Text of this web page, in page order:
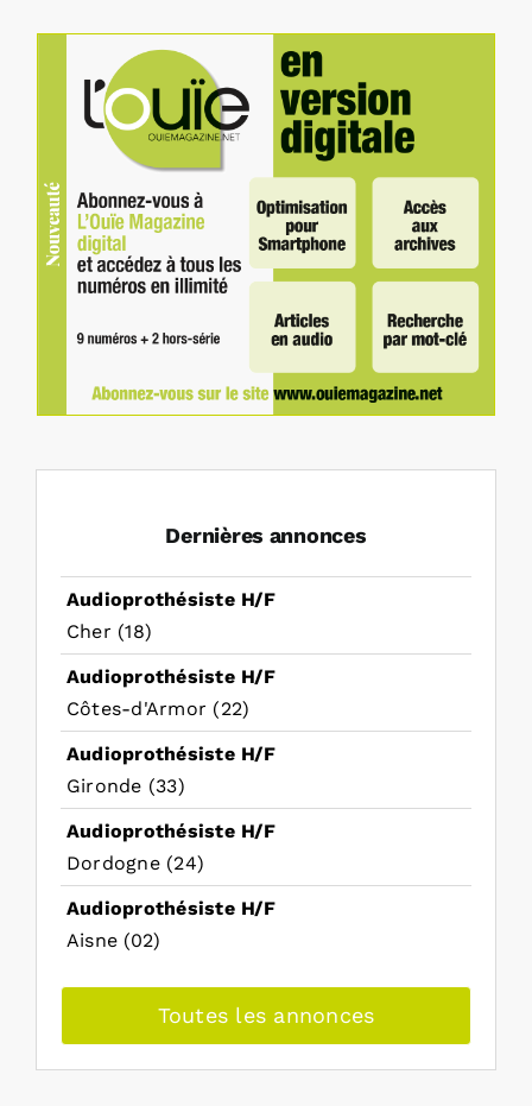
Dernières annonces
Audioprothésiste H/F
Cher (18)
Audioprothésiste H/F
Côtes-d'Armor (22)
Audioprothésiste H/F
Gironde (33)
Audioprothésiste H/F
Dordogne (24)
Audioprothésiste H/F
Aisne (02)
Toutes les annonces